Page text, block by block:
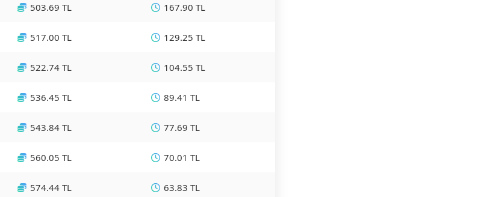
503.69 TL 167.90 TL
517.00 TL 129.25 TL
522.74 TL 104.55 TL
536.45 TL 89.41 TL
543.84 TL 77.69 TL
560.05 TL 70.01 TL
574.44 TL 63.83 TL